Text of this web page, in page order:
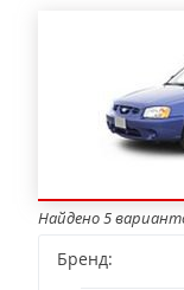
Найдено 5
Бренд: